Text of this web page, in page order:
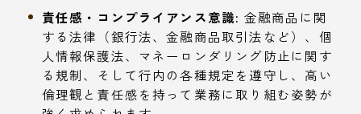
責任感・コンプライアンス意識: 金融商品に関
する法律（銀行法、金融商品取引法など）、個
人情報保護法、マネーロンダリング防止に関す
る規制、そして行内の各種規定を遵守し、高い
倫理観と責任感を持って業務に取り組む姿勢が